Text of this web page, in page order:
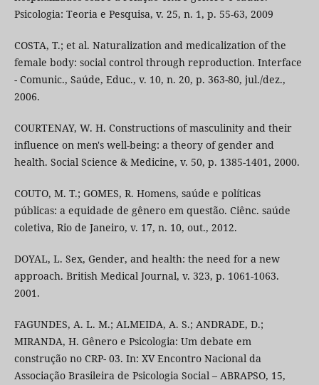
Psicologia: Teoria e Pesquisa, v. 25, n. 1, p. 55-63, 2009
COSTA, T.; et al. Naturalization and medicalization of the
female body: social control through reproduction. Interface
- Comunic., Saúde, Educ., v. 10, n. 20, p. 363-80, jul./dez.,
2006.
COURTENAY, W. H. Constructions of masculinity and their
influence on men's well-being: a theory of gender and
health. Social Science & Medicine, v. 50, p. 1385-1401, 2000.
COUTO, M. T.; GOMES, R. Homens, saúde e políticas
públicas: a equidade de gênero em questão. Ciênc. saúde
coletiva, Rio de Janeiro, v. 17, n. 10, out., 2012.
DOYAL, L. Sex, Gender, and health: the need for a new
approach. British Medical Journal, v. 323, p. 1061-1063.
2001.
FAGUNDES, A. L. M.; ALMEIDA, A. S.; ANDRADE, D.;
MIRANDA, H. Gênero e Psicologia: Um debate em
construção no CRP- 03. In: XV Encontro Nacional da
Associação Brasileira de Psicologia Social – ABRAPSO, 15,